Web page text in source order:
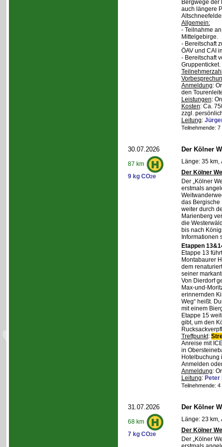
Bergwege
auch längere
Allgemein:
- Teilnahme
Mittelgebirge.
- Bereitschaft
ÖAV und CAI
- Bereitschaft
Gruppenticket.
Anmeldung:
den
Leistungen:
Kosten: Ca.
zzgl.
Leitung:
Teilnehmende:
30.07.2026
87 km
9 kg CO2e
Der Kölner
Länge: 35 km,
Der Kölner
Der „Kölner
erstmals
das Bergische
weiter durch
Marienberg
die
bis nach
Informationen
Etappen
Etappe 13
Montabaurer
dem
seiner
Von Dierdorf
Max-und-
erinnernden
Weg“ heißt.
mit einem
Etappe 15
gibt, um den
Treffpunkt:
Anreise mit
in
Hotelbuchung
Anmelden
Anmeldung:
Leitung: Peter
Teilnehmende:
31.07.2026
68 km
7 kg CO2e
Der Kölner
Länge: 23 km,
Der Kölner
Der „Kölner